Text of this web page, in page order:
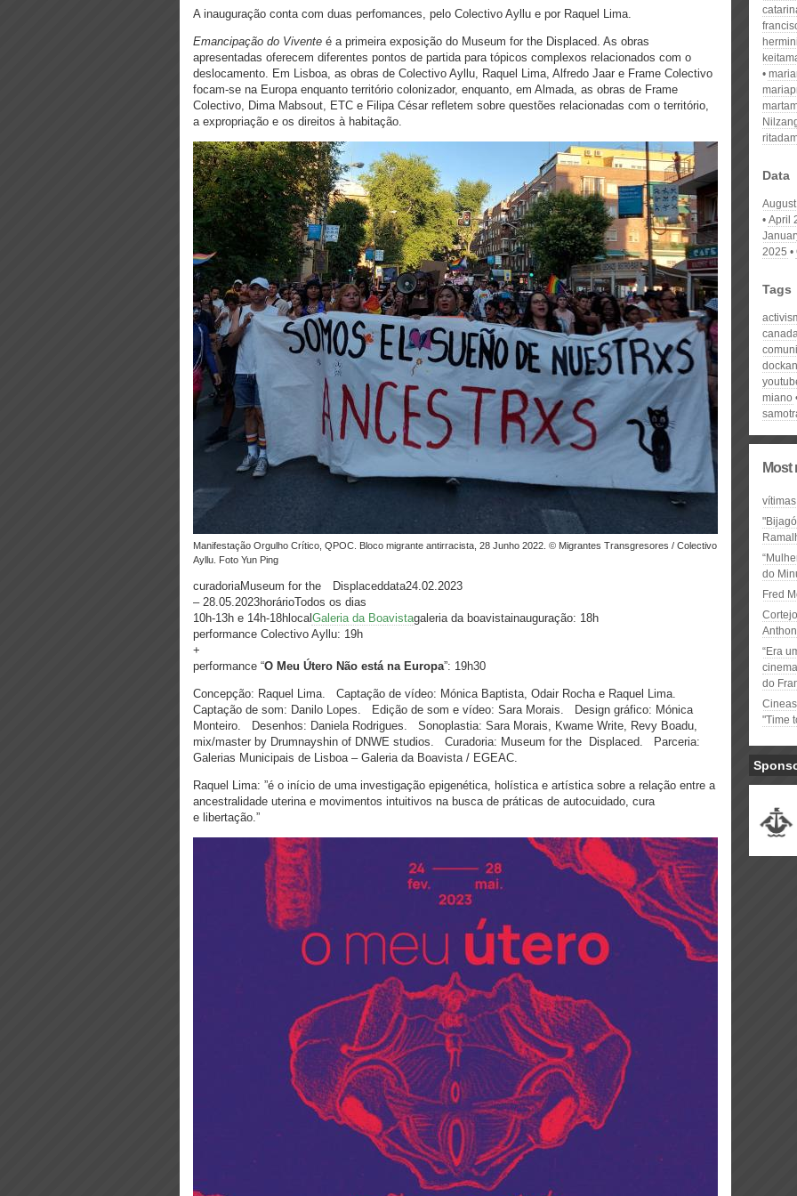
A inauguração conta com duas perfomances, pelo Colectivo Ayllu e por Raquel Lima.
Emancipação do Vivente é a primeira exposição do Museum for the Displaced. As obras
apresentadas oferecem diferentes pontos de partida para tópicos complexos relacionados com o
deslocamento. Em Lisboa, as obras de Colectivo Ayllu, Raquel Lima, Alfredo Jaar e Frame Colectivo
focam-se na Europa enquanto território colonizador, enquanto, em Almada, as obras de Frame
Colectivo, Dima Mabsout, ETC e Filipa César refletem sobre questões relacionadas com o território,
a expropriação e os direitos à habitação.
Manifestação Orgulho Crítico, QPOC. Bloco migrante antirracista, 28 Junho 2022. © Migrantes Transgresores / Colectivo
Ayllu. Foto Yun Ping
curadoriaMuseum for the Displaceddata24.02.2023
– 28.05.2023horárioTodos os dias
10h-13h e 14h-18hlocalGaleria da Boavistagaleria da boavistainauguração: 18h
performance Colectivo Ayllu: 19h
+
performance “O Meu Útero Não está na Europa”: 19h30
Concepção: Raquel Lima. Captação de vídeo: Mónica Baptista, Odair Rocha e Raquel Lima.
Captação de som: Danilo Lopes. Edição de som e vídeo: Sara Morais. Design gráfico: Mónica
Monteiro. Desenhos: Daniela Rodrigues. Sonoplastia: Sara Morais, Kwame Write, Revy Boadu,
mix/master by Drumnayshin of DNWE studios. Curadoria: Museum for the Displaced. Parceria:
Galerias Municipais de Lisboa – Galeria da Boavista / EGEAC.
Raquel Lima: ”é o início de uma investigação epigenética, holística e artística sobre a relação entre a
ancestralidade uterina e movimentos intuitivos na busca de práticas de autocuidado, cura
e libertação.”
Data
April
2025
Tags
miano
Most
do
Fred
“Era
do
"Time